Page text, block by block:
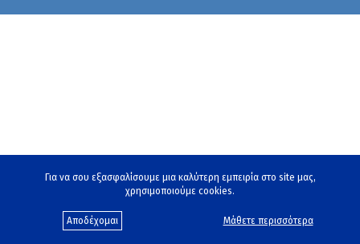
Για να σου εξασφαλίσουμε μια καλύτερη εμπειρία στο site μας,
χρησιμοποιούμε cookies.
Αποδέχομαι Μάθετε περισσότερα